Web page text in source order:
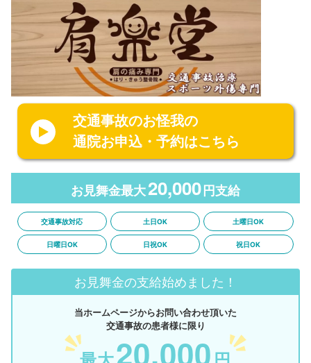
交通事故のお怪我の
通院お申込・予約はこちら
お見舞金最大20,000 円支給
交通事故対応 土日OK 土曜日OK
日曜日OK 日祝OK 祝日OK
お見舞金の支給始めました！
当ホームページからお問い合わせ頂いた
交通事故の患者様に限り
20,000